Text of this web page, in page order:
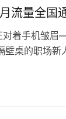
流量全国
对着手机皱
桌的职场新
通信自由支